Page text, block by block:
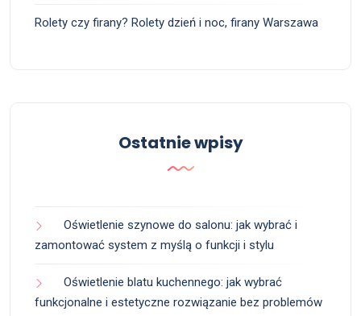
Rolety czy firany? Rolety dzień i noc, firany Warszawa
Ostatnie wpisy
Oświetlenie szynowe do salonu: jak wybrać i
zamontować system z myślą o funkcji i stylu
Oświetlenie blatu kuchennego: jak wybrać
funkcjonalne i estetyczne rozwiązanie bez problemów